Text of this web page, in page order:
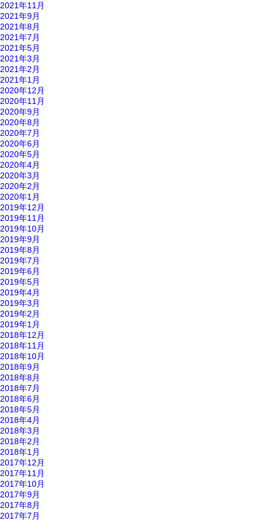
2021年11月
2021年9月
2021年8月
2021年7月
2021年5月
2021年3月
2021年2月
2021年1月
2020年12月
2020年11月
2020年9月
2020年8月
2020年7月
2020年6月
2020年5月
2020年4月
2020年3月
2020年2月
2020年1月
2019年12月
2019年11月
2019年10月
2019年9月
2019年8月
2019年7月
2019年6月
2019年5月
2019年4月
2019年3月
2019年2月
2019年1月
2018年12月
2018年11月
2018年10月
2018年9月
2018年8月
2018年7月
2018年6月
2018年5月
2018年4月
2018年3月
2018年2月
2018年1月
2017年12月
2017年11月
2017年10月
2017年9月
2017年8月
2017年7月